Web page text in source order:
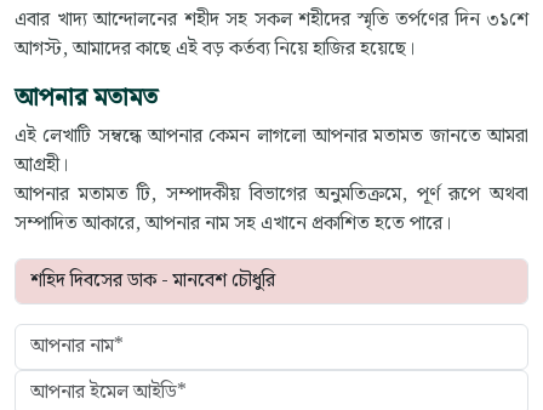
এবার খাদ্য আন্দোলনের শহীদ সহ সকল শহীদের স্মৃতি তর্পণের দিন ৩১শে
আগস্ট, আমাদের কাছে এই বড় কর্তব্য নিয়ে হাজির হয়েছে।
আপনার মতামত
এই লেখাটি সম্বন্ধে আপনার কেমন লাগলো আপনার মতামত জানতে আমরা
আগ্রহী।
আপনার মতামত টি, সম্পাদকীয় বিভাগের অনুমতিক্রমে, পূর্ণ রূপে অথবা
সম্পাদিত আকারে, আপনার নাম সহ এখানে প্রকাশিত হতে পারে।